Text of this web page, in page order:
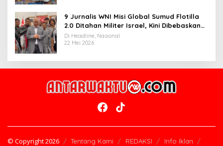
9 Jurnalis WNI Misi Global Sumud Flotilla
2.0 Ditahan Militer Israel, Kini Dibebaskan
dan Dievakuasi ke Istanbul
Di Headline, Nasional
22 Mei 2026
© Copyright 2026 Tentang Kami REDAKSI Info Iklan